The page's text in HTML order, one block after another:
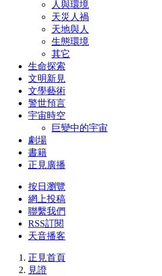
人與環境
天災人禍
天地與人
生態環境
其它
生命探索
文明新見
文學藝術
警世預言
宇宙時空
巨變中的宇宙
劇場
書籍
正見廣播
按日瀏覽
網上投稿
聯繫我們
RSS訂閱
天音播客
正見首頁
見證